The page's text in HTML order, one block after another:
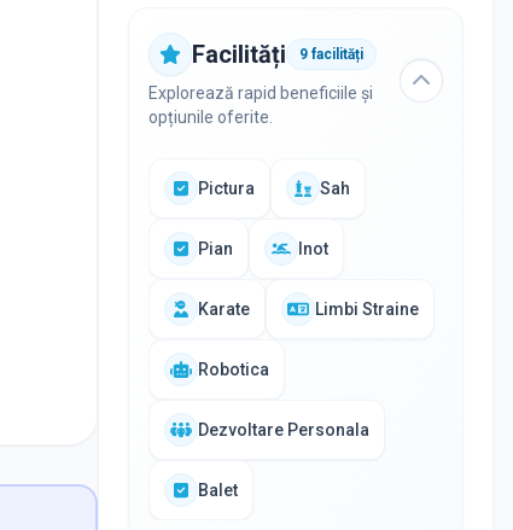
Facilități 9 facilități
Explorează rapid beneficiile și
opțiunile oferite.
Pictura Sah
Pian Inot
Karate Limbi Straine
Robotica
Dezvoltare Personala
Balet